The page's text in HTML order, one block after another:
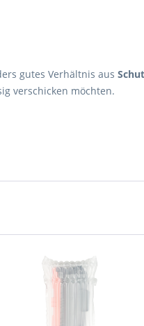
gutes Verhältnis aus
verschicken möchten.